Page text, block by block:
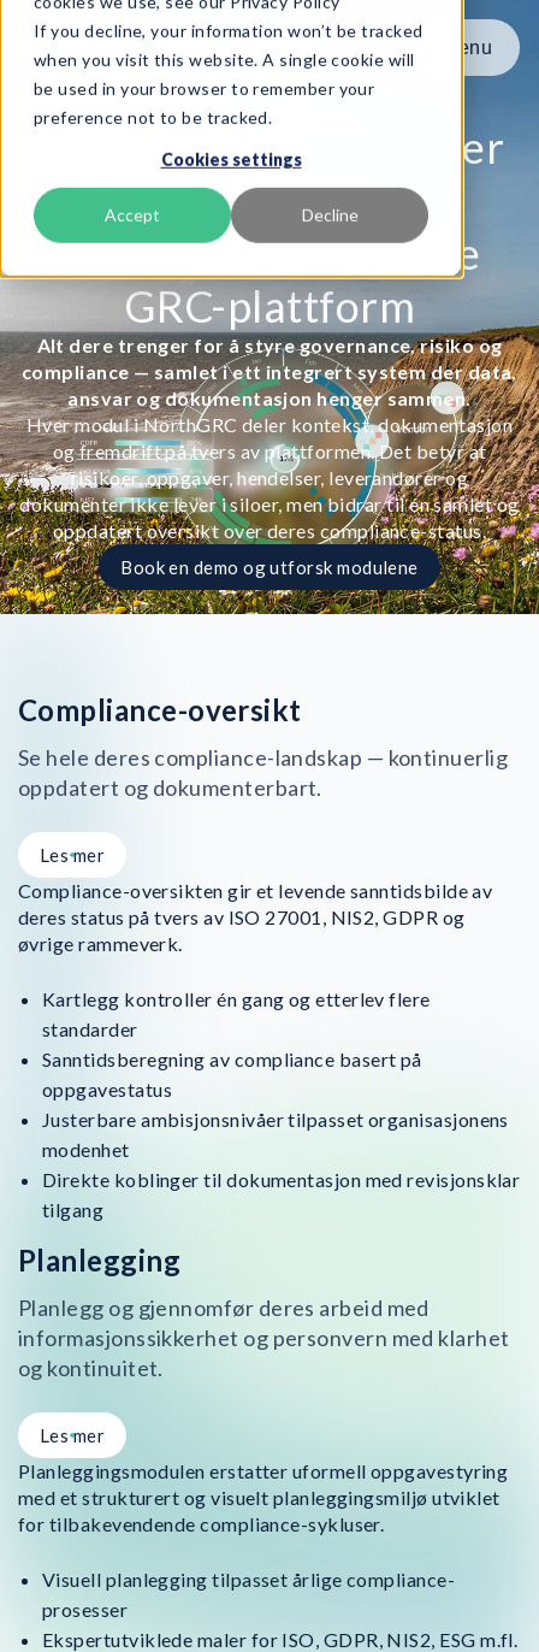
If you decline, your information won’t be tracked
when you visit this website. A single cookie will
be used in your browser to remember your
preference not to be tracked.
Cookies settings
Accept Decline
Menu
Menu
Product
Tjenester
Ressurser
Om oss
Book Demo
Alle NorthGRC-moduler
—
Én sammenhengende
GRC-plattform
Alt dere trenger for å styre governance, risiko og
compliance — samlet i ett integrert system der data,
ansvar og dokumentasjon henger sammen.
Hver modul i NorthGRC deler kontekst, dokumentasjon
og fremdrift på tvers av plattformen. Det betyr at
risikoer, oppgaver, hendelser, leverandører og
dokumenter ikke lever i siloer, men bidrar til én samlet og
oppdatert oversikt over deres compliance-status.
Book en demo og utforsk modulene
Compliance-oversikt
Se hele deres compliance-landskap — kontinuerlig
oppdatert og dokumenterbart.
Les mer
Compliance-oversikten gir et levende sanntidsbilde av
deres status på tvers av ISO 27001, NIS2, GDPR og
øvrige rammeverk.
Kartlegg kontroller én gang og etterlev flere
standarder
Sanntidsberegning av compliance basert på
oppgavestatus
Justerbare ambisjonsnivåer tilpasset organisasjonens
modenhet
Direkte koblinger til dokumentasjon med revisjonsklar
tilgang
Planlegging
Planlegg og gjennomfør deres arbeid med
informasjonssikkerhet og personvern med klarhet
og kontinuitet.
Les mer
Planleggingsmodulen erstatter uformell oppgavestyring
med et strukturert og visuelt planleggingsmiljø utviklet
for tilbakevendende compliance-sykluser.
Visuell planlegging tilpasset årlige compliance-
prosesser
Ekspertutviklede maler for ISO, GDPR, NIS2, ESG m.fl.